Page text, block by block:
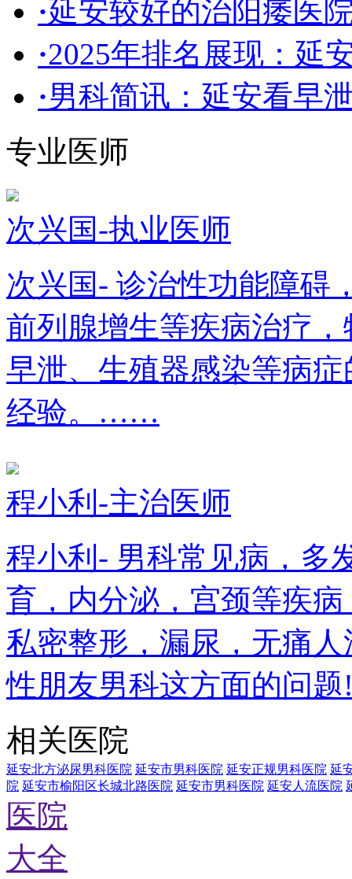
·延安较好的治阳痿医
·2025年排名展现：延
·男科简讯：延安看早
专业医师
次兴国-执业医师
次兴国- 诊治性功能障碍
前列腺增生等疾病治疗
早泄、生殖器感染等病
经验。……
程小利-主治医师
程小利- 男科常见病，多
育，内分泌，宫颈等疾
私密整形，漏尿，无痛
性朋友男科这方面的问
相关医院
延安北方泌尿男科医院 延安市男科医院 延安正规男科医院 延
院 延安市榆阳区长城北路医院 延安市男科医院 延安人流医院
医院
大全